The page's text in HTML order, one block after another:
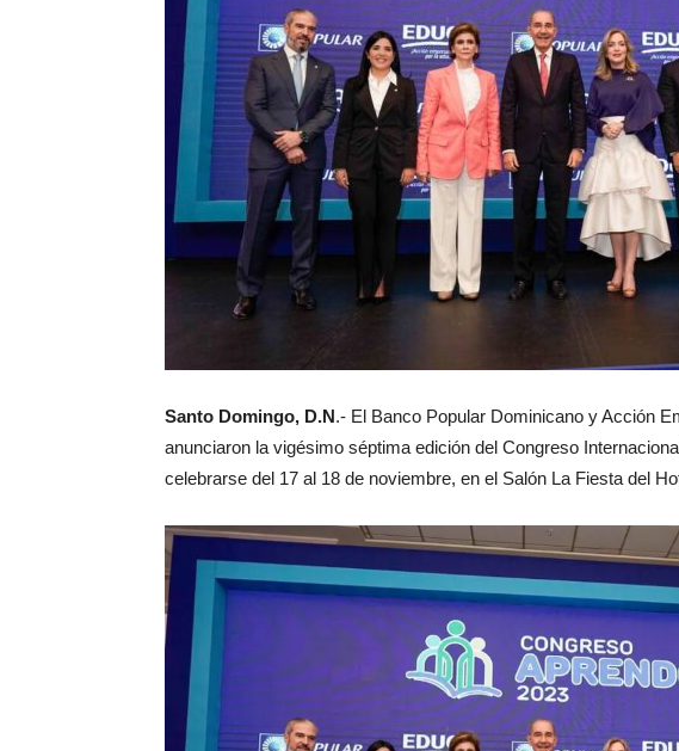
Santo Domingo, D.N.- El Banco Popular Dominicano y Acción
anunciaron la vigésimo séptima edición del Congreso
celebrarse del 17 al 18 de noviembre, en el Salón La Fiesta del